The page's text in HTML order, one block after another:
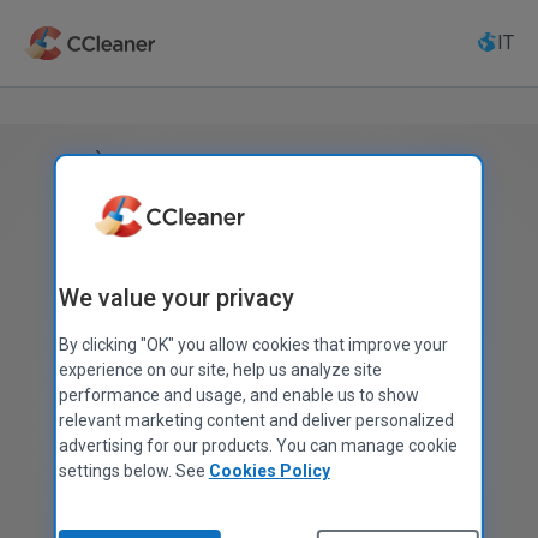
contenuto
principale
IT
È disponibile per il download
la nuova versione:
Professional
per un computer più
veloce e sicuro!
We value your privacy
By clicking "OK" you allow cookies that improve your
experience on our site, help us analyze site
performance and usage, and enable us to show
relevant marketing content and deliver personalized
advertising for our products. You can manage cookie
settings below. See Cookies Policy